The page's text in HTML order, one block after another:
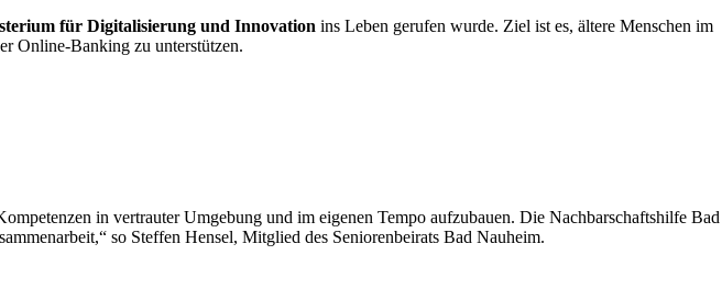
für Digitalisierung und Innovation ins Leben gerufen wurde. Ziel ist es, ältere Menschen im
Online-Banking zu unterstützen.
in vertrauter Umgebung und im eigenen Tempo aufzubauen. Die Nachbarschaftshilfe Bad
so Steffen Hensel, Mitglied des Seniorenbeirats Bad Nauheim.